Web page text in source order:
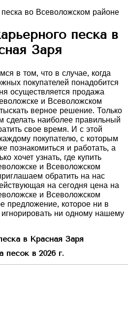
песка в
Заря
в том, что в случае, когда
покупателей понадобится
осуществляется продажа
и Всеволожском
верное решение. Только
сделать наиболее правильный
свое время. И с этой
покупателю, с которым
познакомиться и работать, а
хочет узнать, где купить
и Всеволожском
обратить на нас
на сегодня цена на
и Всеволожском
предложение, которое ни в
игнорировать ни одному нашему
в Красная Заря
песок в 2026 г.